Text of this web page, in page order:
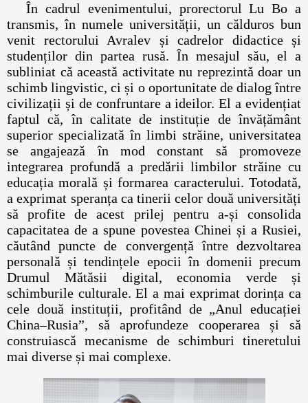
În cadrul evenimentului, prorectorul Lu Bo a
transmis, în numele universității, un călduros bun
venit rectorului Avralev și cadrelor didactice și
studenților din partea rusă. În mesajul său, el a
subliniat că această activitate nu reprezintă doar un
schimb lingvistic, ci și o oportunitate de dialog între
civilizații și de confruntare a ideilor. El a evidențiat
faptul că, în calitate de instituție de învățământ
superior specializată în limbi străine, universitatea
se angajează în mod constant să promoveze
integrarea profundă a predării limbilor străine cu
educația morală și formarea caracterului. Totodată,
a exprimat speranța ca tinerii celor două universități
să profite de acest prilej pentru a-și consolida
capacitatea de a spune povestea Chinei și a Rusiei,
căutând puncte de convergență între dezvoltarea
personală și tendințele epocii în domenii precum
Drumul Mătăsii digital, economia verde și
schimburile culturale. El a mai exprimat dorința ca
cele două instituții, profitând de „Anul educației
China–Rusia”, să aprofundeze cooperarea și să
construiască mecanisme de schimburi tineretului
mai diverse și mai complexe.